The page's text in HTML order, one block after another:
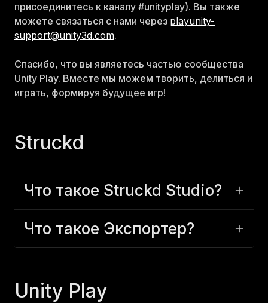
присоединитесь к каналу #unityplay). Вы также
можете связаться с нами через playunity-
support@unity3d.com.
Спасибо, что вы являетесь частью сообщества
Unity Play. Вместе мы можем творить, делиться и
играть, формируя будущее игр!
Struckd
Что такое Struckd Studio?
Что такое Экспортер?
Unity Play